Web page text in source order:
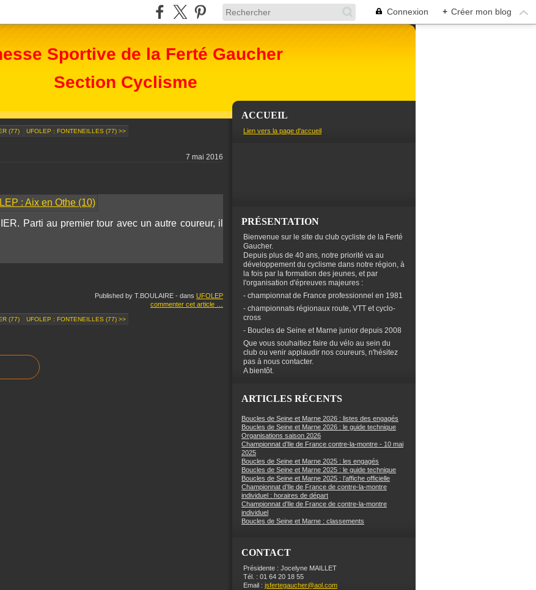
Connexion + Créer mon blog
Sportive de la Ferté Gaucher
Section Cyclisme
(77) UFOLEP : FONTENEILLES (77) >>
7 mai 2016
Parti au premier tour avec un autre coureur, il
Published by T.BOULAIRE - dans UFOLEP
commenter cet article
(77) UFOLEP : FONTENEILLES (77) >>
ACCUEIL
Lien vers la page d'accueil
PRÉSENTATION
Bienvenue sur le site du club cycliste de la Ferté
Gaucher.
Depuis plus de 40 ans, notre priorité va au
développement du cyclisme dans notre région, à
la fois par la formation des jeunes, et par
l'organisation d'épreuves majeures :
- championnat de France professionnel en 1981
- championnats régionaux route, VTT et cyclo-
cross
- Boucles de Seine et Marne junior depuis 2008
Que vous souhaitiez faire du vélo au sein du
club ou venir applaudir nos coureurs, n'hésitez
pas à nous contacter.
A bientôt.
ARTICLES RÉCENTS
Boucles de Seine et Marne 2026 : listes des engagés
Boucles de Seine et Marne 2026 : le guide technique
Organisations saison 2026
Championnat d’Ile de France contre-la-montre - 10 mai
2025
Boucles de Seine et Marne 2025 : les engagés
Boucles de Seine et Marne 2025 : le guide technique
Boucles de Seine et Marne 2025 : l’affiche officielle
Championnat d’Ile de France de contre-la-montre
individuel : horaires de départ
Championnat d’Ile de France de contre-la-montre
individuel
Boucles de Seine et Marne : classements
CONTACT
Présidente : Jocelyne MAILLET
Tél. : 01 64 20 18 55
Email : jsfertegaucher@aol.com